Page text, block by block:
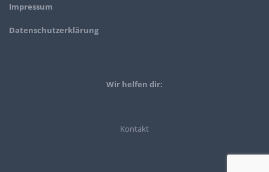
Impressum
Datenschutzerklärung
Wir helfen dir:
Kontakt